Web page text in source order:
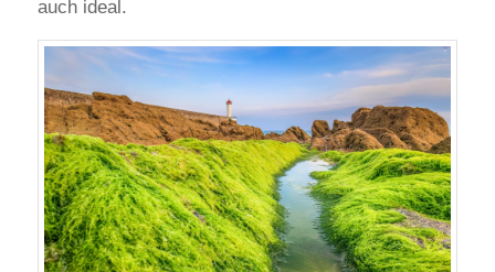
auch ideal.